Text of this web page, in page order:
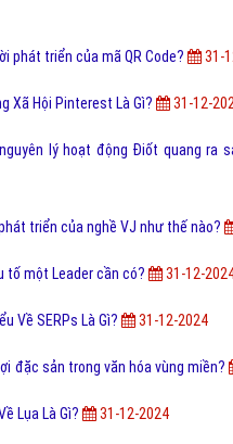
phát triển của mã QR Code? 31-
Xã Hội Pinterest Là Gì? 31-12-
lý hoạt động Điốt quang ra
triển của nghề VJ như thế nào?
tố một Leader cần có? 31-12-
Về SERPs Là Gì? 31-12-2024
đặc sản trong văn hóa vùng miền?
Lụa Là Gì? 31-12-2024